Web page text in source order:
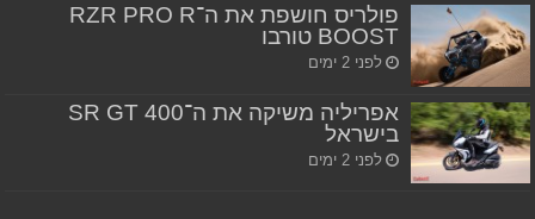
פולריס חושפת את ה־RZR PRO R
BOOST טורבו
לפני 2 ימים
אפריליה משיקה את ה־SR GT 400
בישראל
לפני 2 ימים